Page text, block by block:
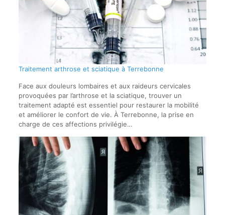
Traitement arthrose et sciatique à Terrebonne
Face aux douleurs lombaires et aux raideurs cervicales
provoquées par l’arthrose et la sciatique, trouver un
traitement adapté est essentiel pour restaurer la mobilité
et améliorer le confort de vie. À Terrebonne, la prise en
charge de ces affections privilégie…